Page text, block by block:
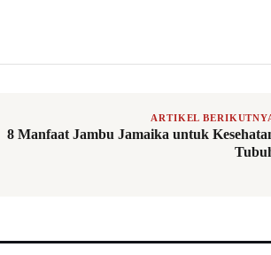
ARTIKEL
8 Manfaat Jambu Jamaika untuk